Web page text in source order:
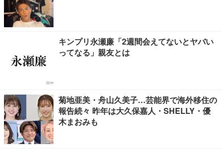
キンプリ永瀬廉「2週間会えてないとヤバい
ってなる」親友とは
菊地亜美・舟山久美子…芸能界で海外移住の
報告続々 昨年は大久保嘉人・SHELLY・優
木まおみも